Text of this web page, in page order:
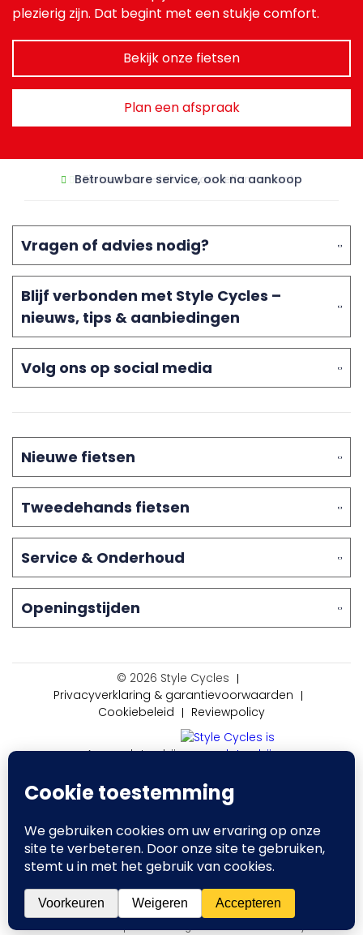
plezierig zijn. Dat begint met een stukje comfort.
Bekijk onze fietsen
Plan een afspraak
Betrouwbare service, ook na aankoop
Vragen of advies nodig?
Blijf verbonden met Style Cycles –
nieuws, tips & aanbiedingen
Volg ons op social media
Nieuwe fietsen
Tweedehands fietsen
Service & Onderhoud
Openingstijden
© 2026 Style Cycles
Privacyverklaring & garantievoorwaarden
Cookiebeleid
Reviewpolicy
Aangesloten bij
Website ontwerp & ontwikkeling:Internetbureau Jun-E-Jay